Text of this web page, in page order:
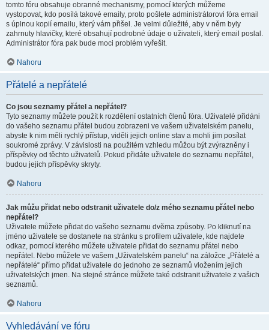
tomto fóru obsahuje obranné mechanismy, pomocí kterých můžeme
vystopovat, kdo posílá takové emaily, proto pošlete administrátorovi fóra email
s úplnou kopií emailu, který vám přišel. Je velmi důležité, aby v něm byly
zahrnuty hlavičky, které obsahují podrobné údaje o uživateli, který email poslal.
Administrátor fóra pak bude moci problém vyřešit.
Nahoru
Přátelé a nepřátelé
Co jsou seznamy přátel a nepřátel?
Tyto seznamy můžete použít k rozdělení ostatních členů fóra. Uživatelé přidáni
do vašeho seznamu přátel budou zobrazeni ve vašem uživatelském panelu,
abyste k nim měli rychlý přístup, viděli jejich online stav a mohli jim posílat
soukromé zprávy. V závislosti na použitém vzhledu můžou být zvýrazněny i
příspěvky od těchto uživatelů. Pokud přidáte uživatele do seznamu nepřátel,
budou jejich příspěvky skryty.
Nahoru
Jak můžu přidat nebo odstranit uživatele do/z mého seznamu přátel nebo
nepřátel?
Uživatele můžete přidat do vašeho seznamu dvěma způsoby. Po kliknutí na
jméno uživatele se dostanete na stránku s profilem uživatele, kde najdete
odkaz, pomocí kterého můžete uživatele přidat do seznamu přátel nebo
nepřátel. Nebo můžete ve vašem „Uživatelském panelu“ na záložce „Přátelé a
nepřátelé“ přímo přidat uživatele do jednoho ze seznamů vložením jejich
uživatelských jmen. Na stejné stránce můžete také odstranit uživatele z vašich
seznamů.
Nahoru
Vyhledávání ve fóru